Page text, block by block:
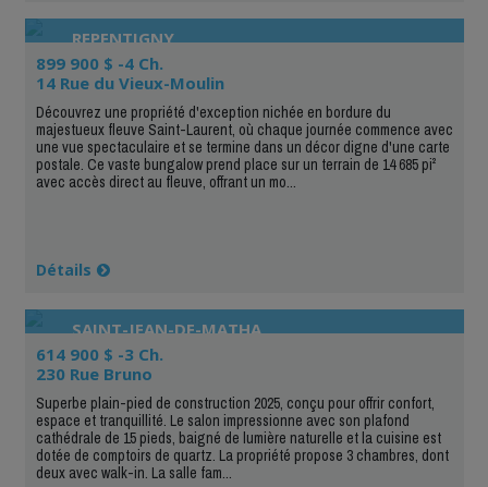
REPENTIGNY
899 900 $ -4 Ch.
14 Rue du Vieux-Moulin
Découvrez une propriété d'exception nichée en bordure du
majestueux fleuve Saint-Laurent, où chaque journée commence avec
une vue spectaculaire et se termine dans un décor digne d'une carte
postale. Ce vaste bungalow prend place sur un terrain de 14 685 pi²
avec accès direct au fleuve, offrant un mo...
Détails
SAINT-JEAN-DE-MATHA
614 900 $ -3 Ch.
230 Rue Bruno
Superbe plain-pied de construction 2025, conçu pour offrir confort,
espace et tranquillité. Le salon impressionne avec son plafond
cathédrale de 15 pieds, baigné de lumière naturelle et la cuisine est
dotée de comptoirs de quartz. La propriété propose 3 chambres, dont
deux avec walk-in. La salle fam...